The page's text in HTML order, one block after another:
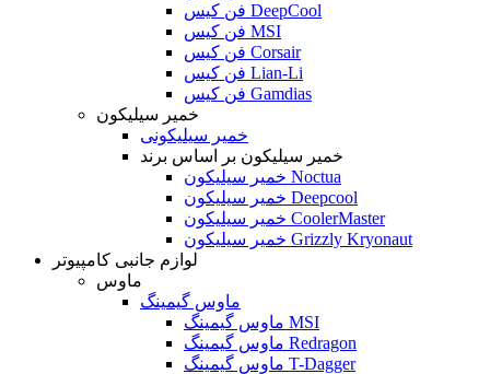
فن کیس DeepCool
فن کیس MSI
فن کیس Corsair
فن کیس Lian-Li
فن کیس Gamdias
خمیر سیلیکون
خمیر سیلیکونی
خمیر سیلیکون بر اساس برند
خمیر سیلیکون Noctua
خمیر سیلیکون Deepcool
خمیر سیلیکون CoolerMaster
خمیر سیلیکون Grizzly Kryonaut
لوازم جانبی کامپیوتر
ماوس
ماوس گیمینگ
ماوس گیمینگ MSI
ماوس گیمینگ Redragon
ماوس گیمینگ T-Dagger